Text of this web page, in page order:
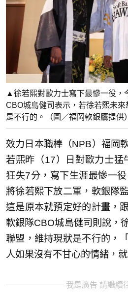
▲徐若熙對歐力士寫下最慘一役，
CBO城島健司表示，若徐若熙未
是不行的。（圖／福岡軟銀鷹提供）
效力日本職棒（NPB）福岡
若熙昨（17）日對歐力士猛
狂失7分，寫下生涯最慘一
將徐若熙下放二軍，軟銀隊
這是原本就預定好的計畫，
軟銀隊CBO城島健司則說，
聯盟，維持現狀是不行的，
人如果沒有不甘心的情緒，就
我是廣告 請繼續